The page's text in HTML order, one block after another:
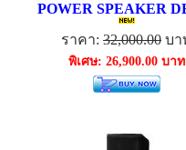
POWER SPEAKER
ราคา: 32,000.00 บา
พิเศษ: 26,900.00 บาท